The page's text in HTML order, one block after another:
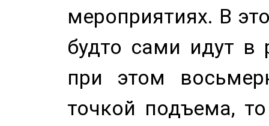
мероприятиях. В
будто сами идут в
при этом
точкой подъема,